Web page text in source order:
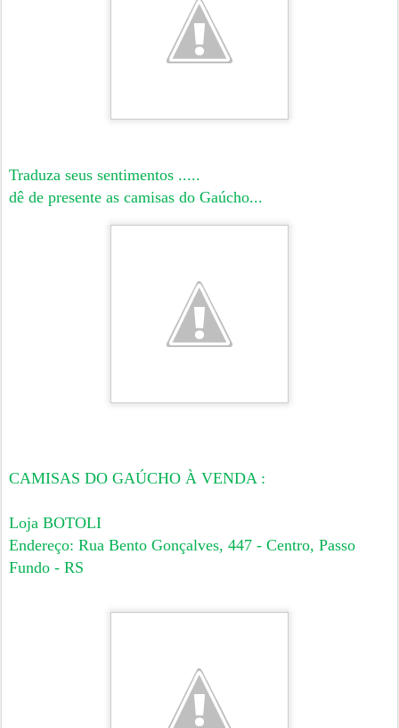
Traduza seus sentimentos .....
dê de presente as camisas do Gaúcho...
CAMISAS DO GAÚCHO À VENDA :
Loja BOTOLI
Endereço: Rua Bento Gonçalves, 447 - Centro, Passo
Fundo - RS